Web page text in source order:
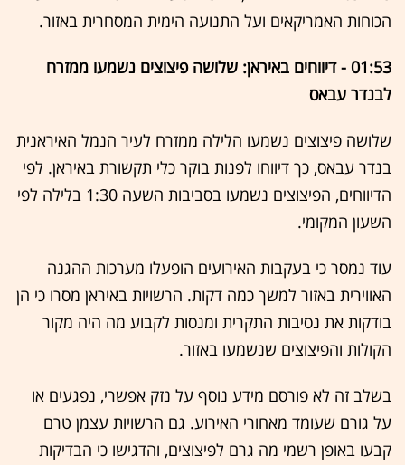
הכוחות האמריקאים ועל התנועה הימית המסחרית באזור.
01:53 - דיווחים באיראן: שלושה פיצוצים נשמעו ממזרח
לבנדר עבאס
שלושה פיצוצים נשמעו הלילה ממזרח לעיר הנמל האיראנית
בנדר עבאס, כך דיווחו לפנות בוקר כלי תקשורת באיראן. לפי
הדיווחים, הפיצוצים נשמעו בסביבות השעה 1:30 בלילה לפי
השעון המקומי.
עוד נמסר כי בעקבות האירועים הופעלו מערכות ההגנה
האווירית באזור למשך כמה דקות. הרשויות באיראן מסרו כי הן
בודקות את נסיבות התקרית ומנסות לקבוע מה היה מקור
הקולות והפיצוצים שנשמעו באזור.
בשלב זה לא פורסם מידע נוסף על נזק אפשרי, נפגעים או
על גורם שעומד מאחורי האירוע. גם הרשויות עצמן טרם
קבעו באופן רשמי מה גרם לפיצוצים, והדגישו כי הבדיקות